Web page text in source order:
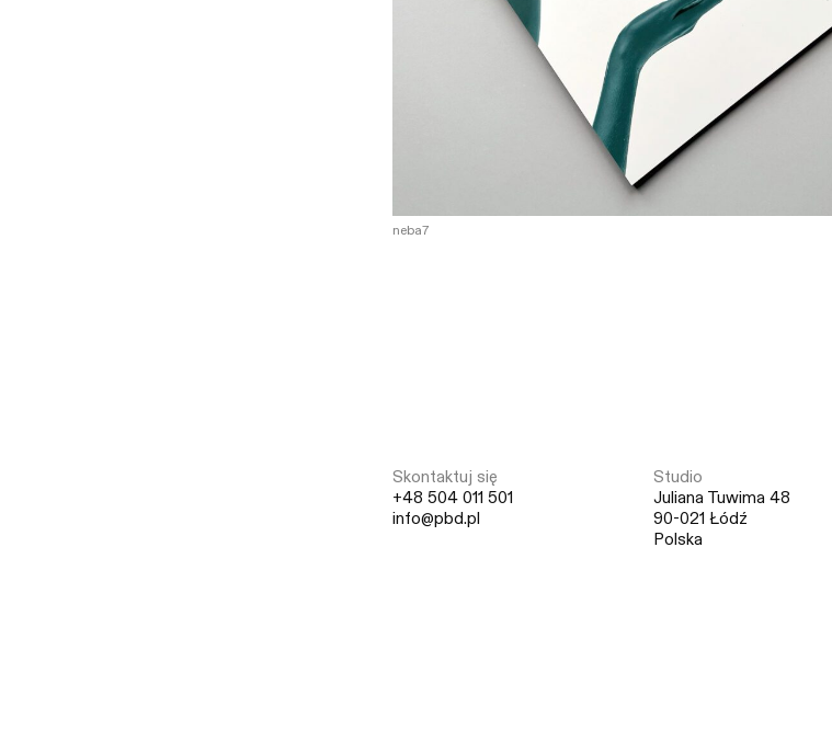
neba7
Skontaktuj się
+48 504 011 501
info@pbd.pl
Studio
Juliana Tuwima 48
90-021 Łódź
Polska